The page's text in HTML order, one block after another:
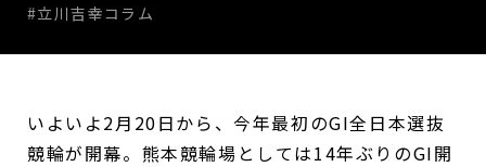
#立川吉幸コラム
いよいよ2月20日から、今年最初のGI全日本選抜
競輪が開幕。熊本競輪場としては14年ぶりのGI開